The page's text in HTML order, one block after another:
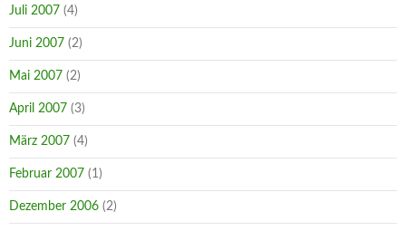
Juli 2007 (4)
Juni 2007 (2)
Mai 2007 (2)
April 2007 (3)
März 2007 (4)
Februar 2007 (1)
Dezember 2006 (2)